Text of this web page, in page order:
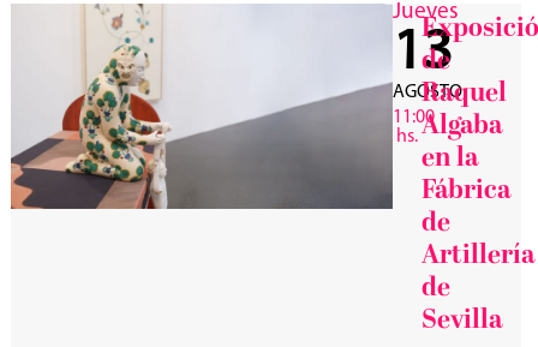
Jueves
13
AGOSTO
11:00
hs.
de
Raquel
Algaba
en la
Fábrica
de
Artillería
de
Sevilla